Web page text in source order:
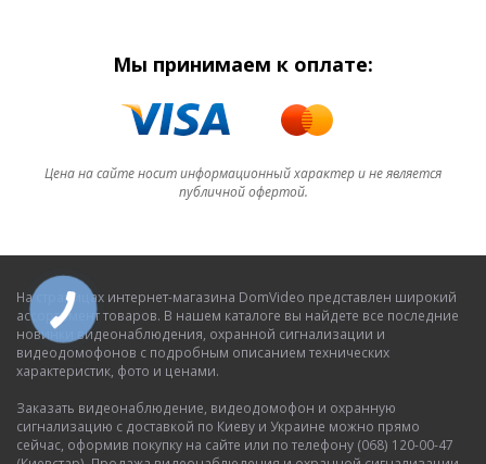
Мы принимаем к оплате:
Цена на сайте носит информационный характер и не является
публичной офертой.
На страницах интернет-магазина DomVideo представлен широкий
ассортимент товаров. В нашем каталоге вы найдете все последние
новинки видеонаблюдения, охранной сигнализации и
видеодомофонов с подробным описанием технических
характеристик, фото и ценами.
Заказать видеонаблюдение, видеодомофон и охранную
сигнализацию с доставкой по Киеву и Украине можно прямо
сейчас, оформив покупку на сайте или по телефону (068) 120-00-47